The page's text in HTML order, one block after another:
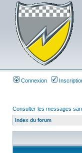
Connexion
Consulter les messages
Index du forum